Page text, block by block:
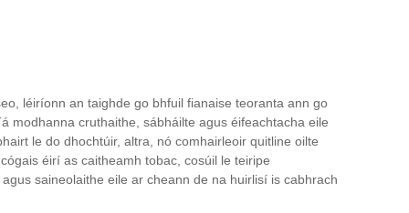
léiríonn an taighde go bhfuil fianaise teoranta ann go
modhanna cruthaithe, sábháilte agus éifeachtacha eile
le do dhochtúir, altra, nó comhairleoir quitline oilte
éirí as caitheamh tobac, cosúil le teiripe
saineolaithe eile ar cheann de na huirlisí is cabhrach